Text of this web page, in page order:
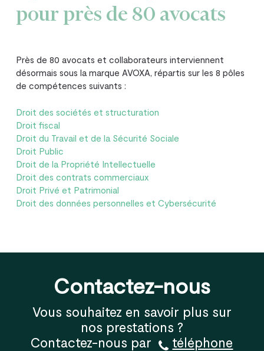
pour près de 80 avocats
Près de 80 avocats et collaborateurs interviennent
désormais sous la marque AVOXA, répartis sur les 8 pôles
de compétences suivants :
Droit des sociétés et structuration
Droit fiscal
Droit du Travail et de la Sécurité Sociale
Droit Public
Droit de la Propriété Intellectuelle
Droit des contrats commerciaux
Droit Privé et Patrimonial
Droit des données personnelles et Cybersécurité
Contactez-nous
Vous souhaitez en savoir plus sur
nos prestations ?
Contactez-nous par
téléphone